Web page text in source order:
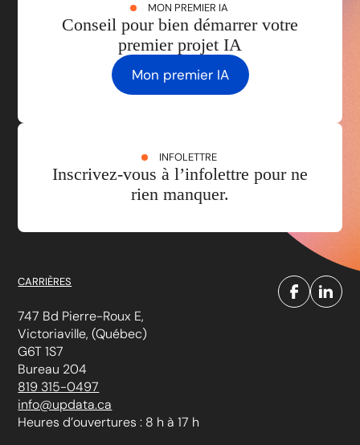
MON PREMIER IA
Conseil pour bien démarrer votre
premier projet IA
Mon premier IA
INFOLETTRE
Inscrivez-vous à l’infolettre pour ne
rien manquer.
CARRIÈRES
747 Bd Pierre-Roux E,
Victoriaville, (Québec)
G6T 1S7
Bureau 204
819 315-0497
info@updata.ca
Heures d’ouvertures : 8 h à 17 h